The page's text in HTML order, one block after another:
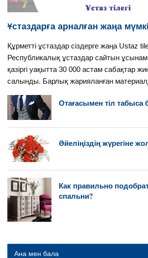
Ұстаздарға арналған жаңа
Құрметті ұстаздар сіздерге жаңа Ustaz
Республикалық ұстаздар сайтын
қазіргі уақытта 30 000 астам сабақтар
салынды. Барлық жарияланған
Отағасымен тіл табыса
Әйеліңіздің жүрегіне
Как правильно
спальни?
Ана мен бала